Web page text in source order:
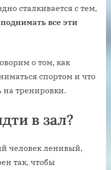
сталкивается с тем,
все эти
о том, как
спортом и что
на тренировки.
в зал?
человек ленивый,
так, чтобы